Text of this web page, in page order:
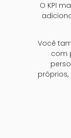
O KPI
Você
com
próprios,